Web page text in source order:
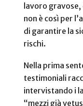
lavoro
non è così per
di garantire la
rischi.
Nella prima
testimoniali
intervistando i
“mezzi già